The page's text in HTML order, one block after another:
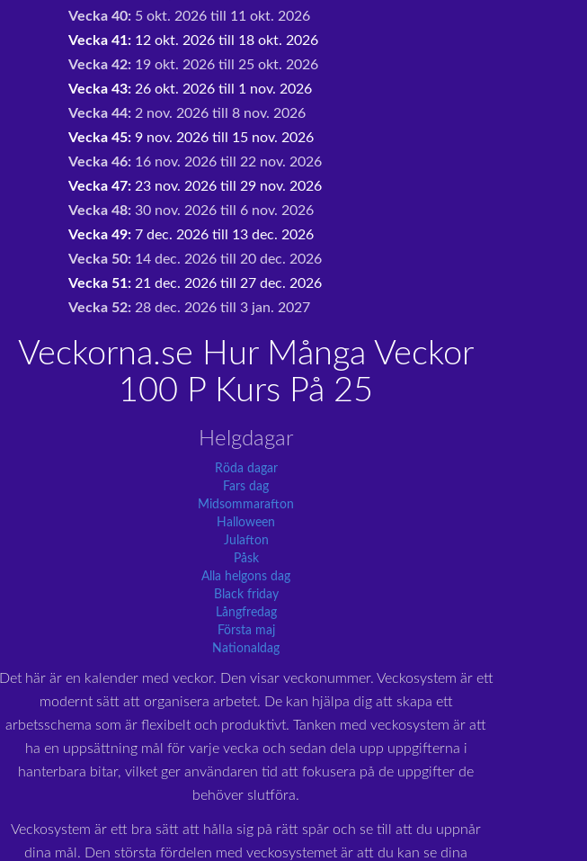
Vecka 40: 5 okt. 2026 till 11 okt. 2026
Vecka 41: 12 okt. 2026 till 18 okt. 2026
Vecka 42: 19 okt. 2026 till 25 okt. 2026
Vecka 43: 26 okt. 2026 till 1 nov. 2026
Vecka 44: 2 nov. 2026 till 8 nov. 2026
Vecka 45: 9 nov. 2026 till 15 nov. 2026
Vecka 46: 16 nov. 2026 till 22 nov. 2026
Vecka 47: 23 nov. 2026 till 29 nov. 2026
Vecka 48: 30 nov. 2026 till 6 nov. 2026
Vecka 49: 7 dec. 2026 till 13 dec. 2026
Vecka 50: 14 dec. 2026 till 20 dec. 2026
Vecka 51: 21 dec. 2026 till 27 dec. 2026
Vecka 52: 28 dec. 2026 till 3 jan. 2027
Veckorna.se Hur Många Veckor
100 P Kurs På 25
Helgdagar
Röda dagar
Fars dag
Midsommarafton
Halloween
Julafton
Påsk
Alla helgons dag
Black friday
Långfredag
Första maj
Nationaldag
Det här är en kalender med veckor. Den visar veckonummer. Veckosystem är ett
modernt sätt att organisera arbetet. De kan hjälpa dig att skapa ett
arbetsschema som är flexibelt och produktivt. Tanken med veckosystem är att
ha en uppsättning mål för varje vecka och sedan dela upp uppgifterna i
hanterbara bitar, vilket ger användaren tid att fokusera på de uppgifter de
behöver slutföra.
Veckosystem är ett bra sätt att hålla sig på rätt spår och se till att du uppnår
dina mål. Den största fördelen med veckosystemet är att du kan se dina